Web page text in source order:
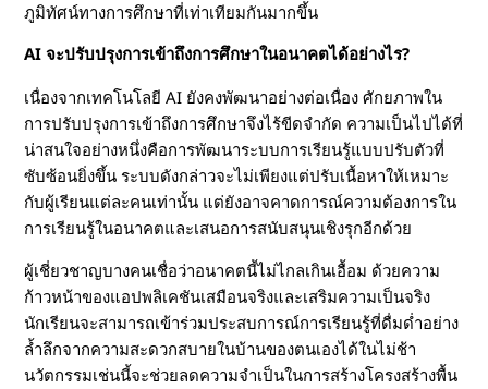
ภูมิทัศน์ทางการศึกษาที่เท่าเทียมกันมากขึ้น
AI จะปรับปรุงการเข้าถึงการศึกษาในอนาคตได้อย่างไร?
เนื่องจากเทคโนโลยี AI ยังคงพัฒนาอย่างต่อเนื่อง ศักยภาพใน
การปรับปรุงการเข้าถึงการศึกษาจึงไร้ขีดจำกัด ความเป็นไปได้ที่
น่าสนใจอย่างหนึ่งคือการพัฒนาระบบการเรียนรู้แบบปรับตัวที่
ซับซ้อนยิ่งขึ้น ระบบดังกล่าวจะไม่เพียงแต่ปรับเนื้อหาให้เหมาะ
กับผู้เรียนแต่ละคนเท่านั้น แต่ยังอาจคาดการณ์ความต้องการใน
การเรียนรู้ในอนาคตและเสนอการสนับสนุนเชิงรุกอีกด้วย
ผู้เชี่ยวชาญบางคนเชื่อว่าอนาคตนี้ไม่ไกลเกินเอื้อม ด้วยความ
ก้าวหน้าของแอปพลิเคชันเสมือนจริงและเสริมความเป็นจริง
นักเรียนจะสามารถเข้าร่วมประสบการณ์การเรียนรู้ที่ดื่มด่ำอย่าง
ล้ำลึกจากความสะดวกสบายในบ้านของตนเองได้ในไม่ช้า
นวัตกรรมเช่นนี้จะช่วยลดความจำเป็นในการสร้างโครงสร้างพื้น